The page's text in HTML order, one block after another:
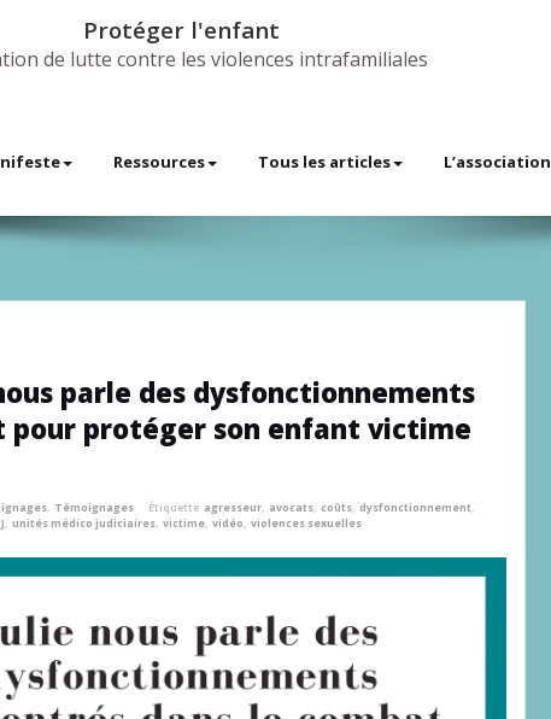
Protéger l'enfant
de lutte contre les violences intrafamiliales
Ressources Tous les articles L’association
parle des dysfonctionnements
pour protéger son enfant victime
, Témoignages Étiquette agresseur, avocats, coûts, dysfonctionnement,
, unités médico judiciaires, victime, vidéo, violences sexuelles